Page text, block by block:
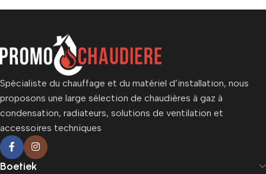
Spécialiste du chauffage et du matériel d’installation, nous
proposons une large sélection de chaudières à gaz à
condensation, radiateurs, solutions de ventilation et
accessoires techniques
Boetiek